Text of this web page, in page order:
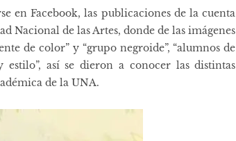
en Facebook, las publicaciones de la cuenta
Nacional de las Artes, donde de las imágenes
de color” y “grupo negroide”, “alumnos de
así se dieron a conocer las distintas
de la UNA.